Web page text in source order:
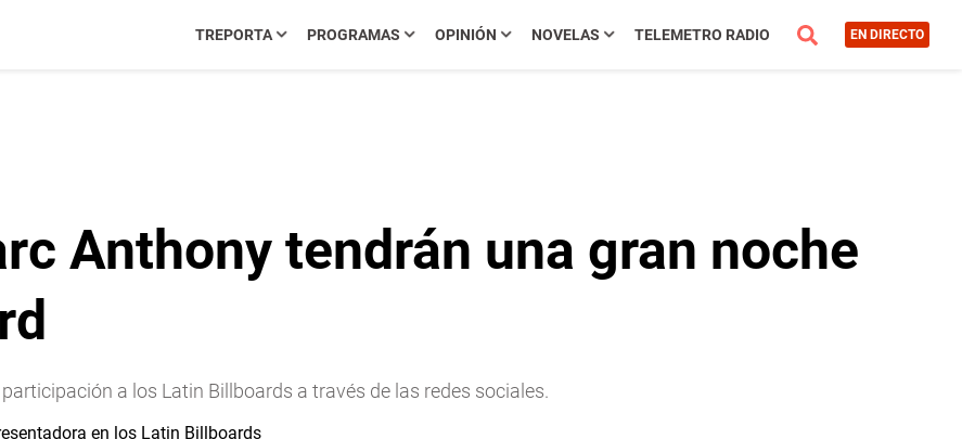
TREPORTA PROGRAMAS OPINIÓN NOVELAS TELEMETRO RADIO EN DIRECTO
Anthony tendrán una gran noche
a los Latin Billboards a través de las redes sociales.